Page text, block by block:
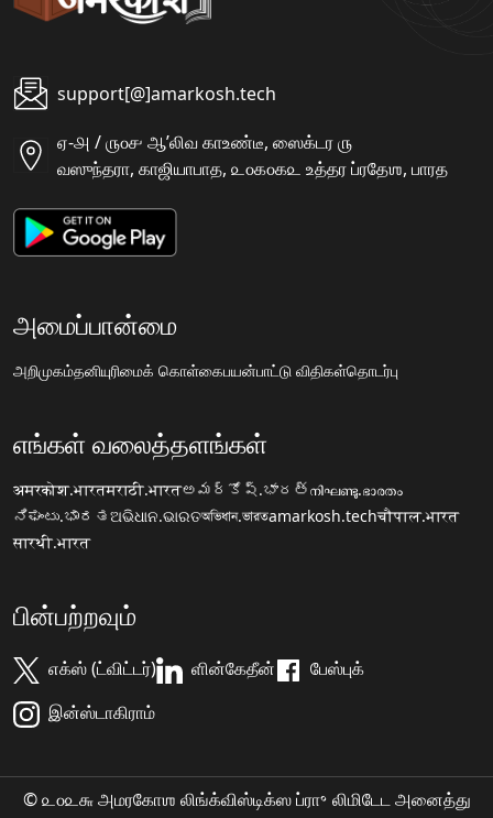
support[@]amarkosh.tech
ஏ-௮ / ௫௦௪ ஆʼலிவ காஉண்டீ, ஸைக்டர ௫
வஸுந்தரா, காஜியாபாத, ௨௦௧௦௧௨ உத்தர ப்ரதேஶ, பாரத
அமைப்பான்மை
அறிமுகம்தனியுரிமைக் கொள்கைபயன்பாட்டு விதிகள்தொடர்பு
எங்கள் வலைத்தளங்கள்
अमरकोश.भारतमराठी.भारतఅమర్కోష్.భారత్നിഘണ്ടു.ഭാരതം
ನಿಘಂಟು.ಭಾರತଅଭିଧାନ.ଭାରତঅভিধান.ভারতamarkosh.techचौपाल.भारत
सारथी.भारत
பின்பற்றவும்
எக்ஸ் (ட்விட்டர்) ளின்கேதீன்
பேஸ்புக்
இன்ஸ்டாகிராம்
© ௨௦௨௬ அமரகோஶ லிங்க்விஸ்டிக்ஸ ப்ரா॰ லிமிடேட அனைத்து